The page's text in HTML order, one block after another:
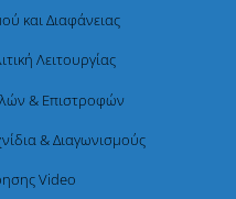
και Διαφάνειας
Λειτουργίας
& Επιστροφών
& Διαγωνισμούς
Video